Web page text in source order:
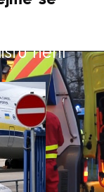
není